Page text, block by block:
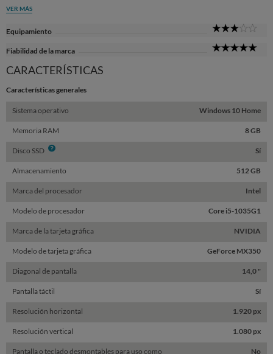
VER MÁS
Equipamiento
Fiabilidad de la marca
CARACTERÍSTICAS
Características generales
Sistema operativo Windows 10 Home
Memoria RAM 8 GB
Disco SSD Info Sí
Almacenamiento 512 GB
Marca del procesador Intel
Modelo de procesador Core i5-1035G1
Marca de la tarjeta gráfica NVIDIA
Modelo de tarjeta gráfica GeForce MX350
Diagonal de pantalla 14,0 "
Pantalla táctil Sí
Resolución horizontal 1.920 px
Resolución vertical 1.080 px
Pantalla o teclado desmontables para uso como No